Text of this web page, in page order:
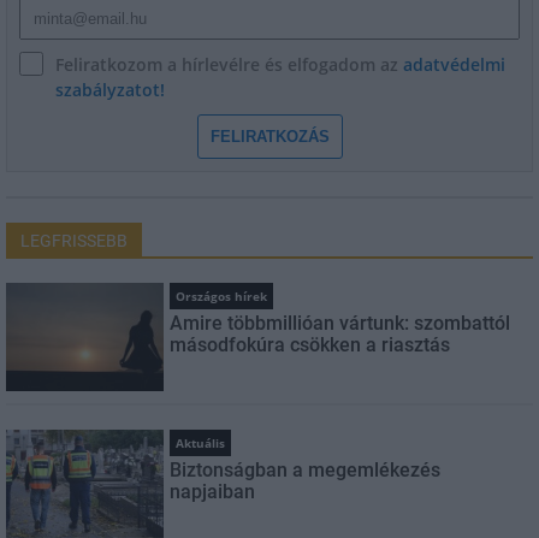
Feliratkozom a hírlevélre és elfogadom az adatvédelmi
szabályzatot!
FELIRATKOZÁS
LEGFRISSEBB
Országos hírek
Amire többmillióan vártunk: szombattól
másodfokúra csökken a riasztás
Aktuális
Biztonságban a megemlékezés
napjaiban